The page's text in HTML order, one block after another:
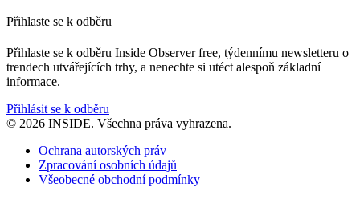
Přihlaste se k odběru
Přihlaste se k odběru Inside Observer free, týdennímu newsletteru o
trendech utvářejících trhy, a nenechte si utéct alespoň základní
informace.
Přihlásit se k odběru
© 2026 INSIDE. Všechna práva vyhrazena.
Ochrana autorských práv
Zpracování osobních údajů
Všeobecné obchodní podmínky